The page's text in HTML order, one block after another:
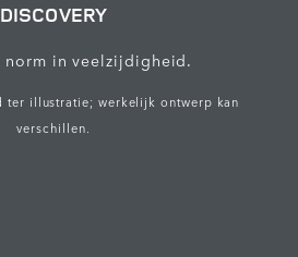
DISCOVERY
norm in veelzijdigheid.
ter illustratie; werkelijk ontwerp kan
verschillen.